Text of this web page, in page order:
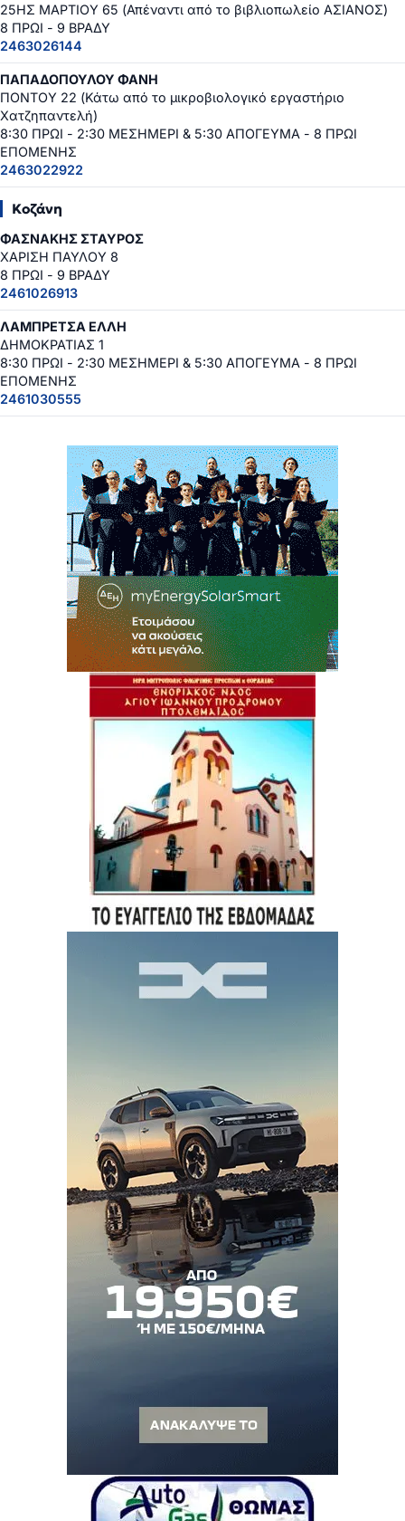
25ΗΣ ΜΑΡΤΙΟΥ 65 (Απέναντι από το βιβλιοπωλείο ΑΣΙΑΝΟΣ)
8 ΠΡΩΙ - 9 ΒΡΑΔΥ
2463026144
ΠΑΠΑΔΟΠΟΥΛΟΥ ΦΑΝΗ
ΠΟΝΤΟΥ 22 (Κάτω από το μικροβιολογικό εργαστήριο
Χατζηπαντελή)
8:30 ΠΡΩΙ - 2:30 ΜΕΣΗΜΕΡΙ & 5:30 ΑΠΟΓΕΥΜΑ - 8 ΠΡΩΙ
ΕΠΟΜΕΝΗΣ
2463022922
Κοζάνη
ΦΑΣΝΑΚΗΣ ΣΤΑΥΡΟΣ
ΧΑΡΙΣΗ ΠΑΥΛΟΥ 8
8 ΠΡΩΙ - 9 ΒΡΑΔΥ
2461026913
ΛΑΜΠΡΕΤΣΑ ΕΛΛΗ
ΔΗΜΟΚΡΑΤΙΑΣ 1
8:30 ΠΡΩΙ - 2:30 ΜΕΣΗΜΕΡΙ & 5:30 ΑΠΟΓΕΥΜΑ - 8 ΠΡΩΙ
ΕΠΟΜΕΝΗΣ
2461030555